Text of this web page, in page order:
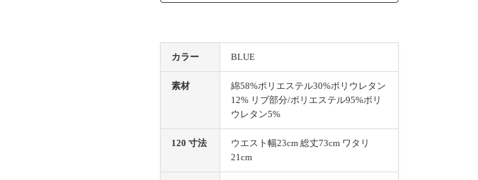
カラー BLUE
素材
綿58%ポリエステル30%ポリウレタン
12% リブ部分/ポリエステル95%ポリ
ウレタン5%
120 寸法
ウエスト幅23cm 総丈73cm ワタリ
21cm